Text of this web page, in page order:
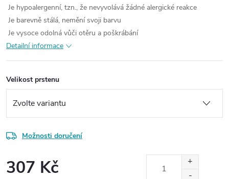
Je hypoalergenní, tzn., že nevyvolává žádné alergické reakce
Je barevně stálá, nemění svoji barvu
Je vysoce odolná vůči otěru a poškrábání
Detailní informace
Velikost prstenu
Možnosti doručení
307 Kč